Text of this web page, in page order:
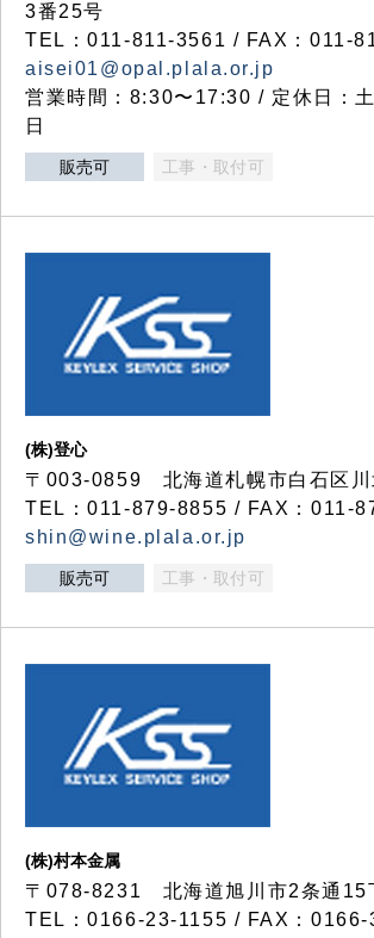
3番25号
TEL：011-811-3561 / FAX：011-
aisei01@opal.plala.or.jp
営業時間：8:30〜17:30 / 定休日：
日
販売可 工事・取付可
(株)登心
〒003-0859 北海道札幌市白石区
TEL：011-879-8855 / FAX：011-
shin@wine.plala.or.jp
販売可 工事・取付可
(株)村本金属
〒078-8231 北海道旭川市2条通15
TEL：0166-23-1155 / FAX：